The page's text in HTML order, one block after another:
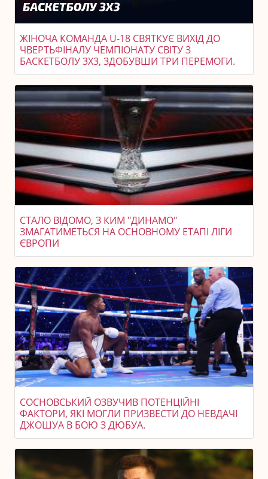
ЖІНОЧА КОМАНДА U-18 СВЯТКУЄ ВИХІД ДО
ЧВЕРТЬФІНАЛУ ЧЕМПІОНАТУ СВІТУ З
БАСКЕТБОЛУ 3X3, ЗДОБУВШИ ТРИ ПЕРЕМОГИ.
СТАЛО ВІДОМО, З КИМ "ДИНАМО"
ЗМАГАТИМЕТЬСЯ НА ОСНОВНОМУ ЕТАПІ ЛІГИ
ЄВРОПИ
СОСНОВСЬКИЙ ОЗВУЧИВ ПОТЕНЦІЙНІ
ФАКТОРИ, ЯКІ МОГЛИ ПРИЗВЕСТИ ДО НЕВДАЧІ
ДЖОШУА В БОЮ З ДЮБУА.